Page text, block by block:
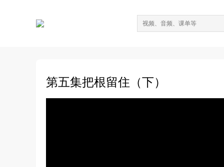
第五集把根留住（下）